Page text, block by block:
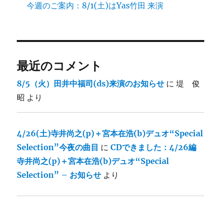
今週のご案内：8/1(土)はYas竹田 来演
最近のコメント
8/5（火）田井中福司(ds)来演のお知らせ に堤 俊
昭 より
4/26(土)寺井尚之(p)＋宮本在浩(b)デュオ“Special
Selection”今夜の曲目 にCDできました：4/26編
寺井尚之(p)＋宮本在浩(b)デュオ“Special
Selection” – お知らせ より